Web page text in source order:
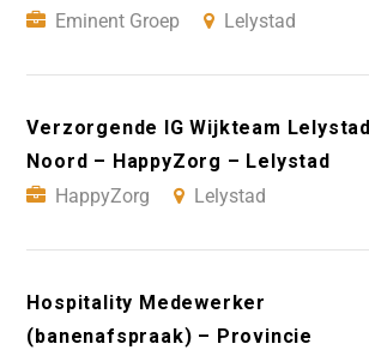
Eminent Groep
Lelystad
Verzorgende IG Wijkteam Lelystad
Noord – HappyZorg – Lelystad
HappyZorg
Lelystad
Hospitality Medewerker
(banenafspraak) – Provincie